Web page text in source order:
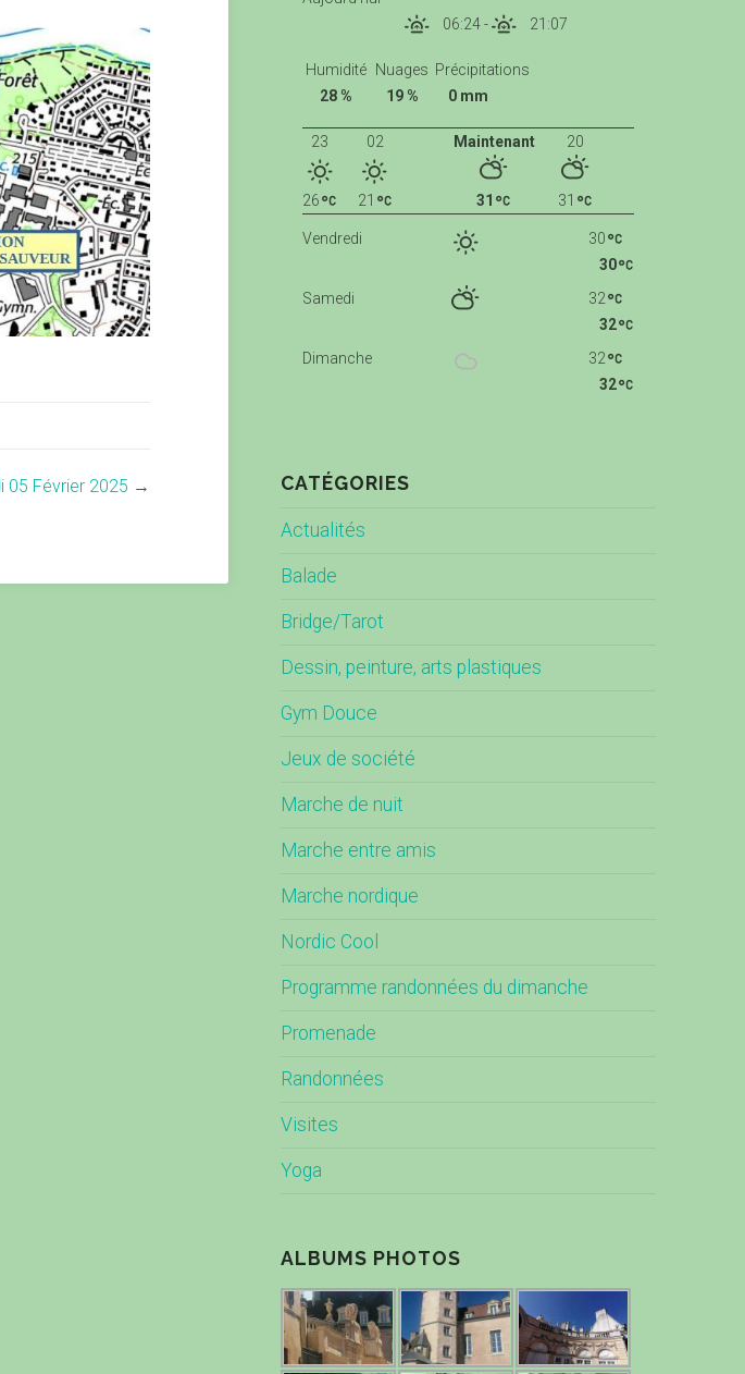
05 Février 2025 →
06:24- 21:07
Humidité
28 %
Nuages
19 %
Précipitations
0 mm
Maintenant
31
20
31
23
26
02
21
Vendredi
30
30
Samedi
32
32
Dimanche
32
32
CATÉGORIES
Actualités
Balade
Bridge/Tarot
Dessin, peinture, arts plastiques
Gym Douce
Jeux de société
Marche de nuit
Marche entre amis
Marche nordique
Nordic Cool
Programme randonnées du dimanche
Promenade
Randonnées
Visites
Yoga
ALBUMS PHOTOS